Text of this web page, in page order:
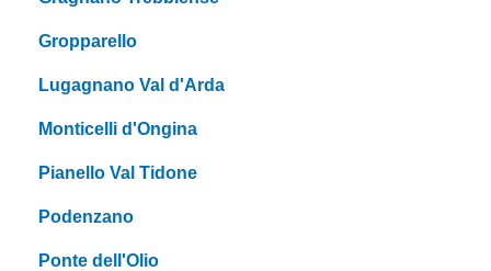
Gropparello
Lugagnano Val d'Arda
Monticelli d'Ongina
Pianello Val Tidone
Podenzano
Ponte dell'Olio